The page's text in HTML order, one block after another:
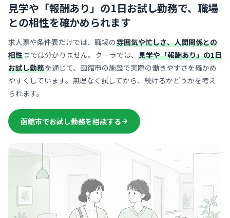
見学や「報酬あり」の1日お試し勤務で、 職場
との相性を確かめられます
求人票や条件表だけでは、職場の雰囲気や忙しさ、人間関係との
相性までは分かりません。クーラでは、 見学や「報酬あり」の1日
お試し勤務を通じて、函館市の施設で実際の働きやすさを確かめ
やすくしています。無理なく試してから、続けるかどうかを考え
られます。
函館市でお試し勤務を相談する